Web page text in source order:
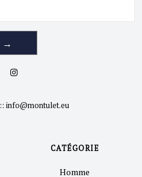
→
:: info@montulet.eu
CATÉGORIE
Homme